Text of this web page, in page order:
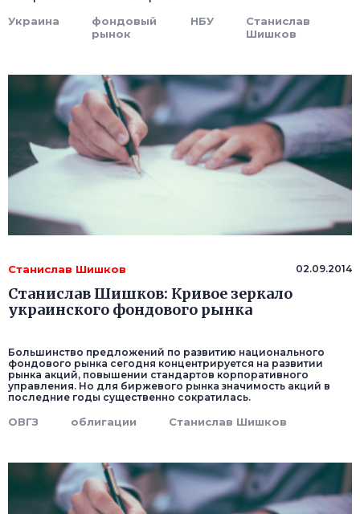
Украина
фондовый
рынок
НБУ
Станислав
Шишков
Станислав Шишков 02.09.2014
Станислав Шишков: Кривое зеркало
украинского фондового рынка
Большинство предложений по развитию национального
фондового рынка сегодня концентрируется на развитии
рынка акций, повышении стандартов корпоративного
управления. Но для биржевого рынка значимость акций в
последние годы существенно сократилась.
ОВГЗ облигации Станислав Шишков